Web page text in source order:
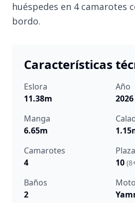
huéspedes en 4 camarotes
bordo.
Características
Eslora
11.38m
Año
2026
Manga
6.65m
Camarotes
4
10
Baños
2